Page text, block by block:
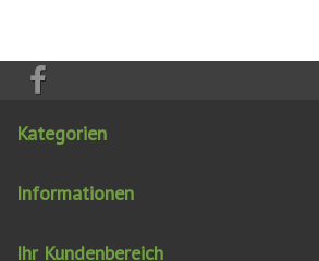
Kategorien
Informationen
Ihr Kundenbereich